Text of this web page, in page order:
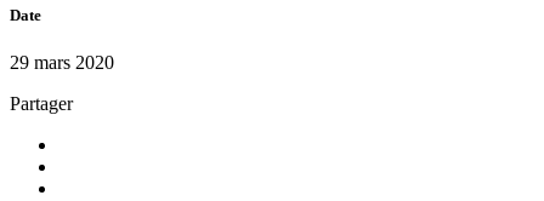
Date
29 mars 2020
Partager